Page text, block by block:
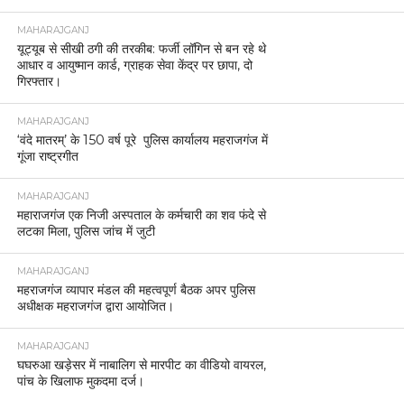
MAHARAJGANJ
यूट्यूब से सीखी ठगी की तरकीब: फर्जी लॉगिन से बन रहे थे
आधार व आयुष्मान कार्ड, ग्राहक सेवा केंद्र पर छापा, दो
गिरफ्तार।
MAHARAJGANJ
‘वंदे मातरम्’ के 150 वर्ष पूरे पुलिस कार्यालय महराजगंज में
गूंजा राष्ट्रगीत
MAHARAJGANJ
महाराजगंज एक निजी अस्पताल के कर्मचारी का शव फंदे से
लटका मिला, पुलिस जांच में जुटी
MAHARAJGANJ
महराजगंज व्यापार मंडल की महत्वपूर्ण बैठक अपर पुलिस
अधीक्षक महराजगंज द्वारा आयोजित।
MAHARAJGANJ
घघरुआ खड़ेसर में नाबालिग से मारपीट का वीडियो वायरल,
पांच के खिलाफ मुकदमा दर्ज।